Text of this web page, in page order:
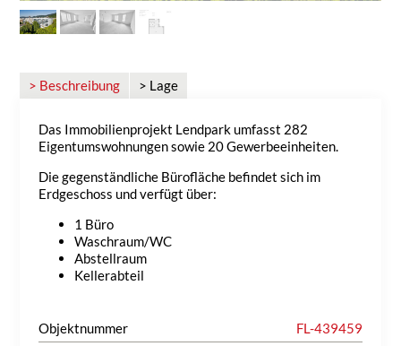
> Beschreibung > Lage
Das Immobilienprojekt Lendpark umfasst 282
Eigentumswohnungen sowie 20 Gewerbeeinheiten.
Die gegenständliche Bürofläche befindet sich im
Erdgeschoss und verfügt über:
1 Büro
Waschraum/WC
Abstellraum
Kellerabteil
Objektnummer
FL-439459